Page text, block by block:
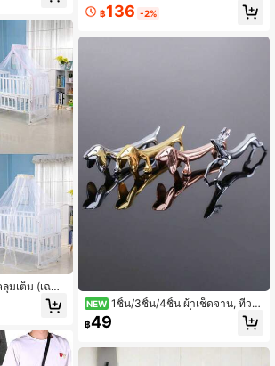
เต็ม (เฉพา
ครอบเตียงโ
ดี ดีไซน์น้ำหนั
บจัดแสดงและปกป้องเหรียญสำหรับนัก
น)
฿136 -2%
NEW 1ชิ้น/3ชิ้น/4ชิ้น ผ้าเช็ดจาน, ที่วาง
ตะเกียบ, หมอน, และเครื่องใช้บนโต๊ะอา
หาร เป็นของใช้หลายประโยชน์ แข็งแร
฿49